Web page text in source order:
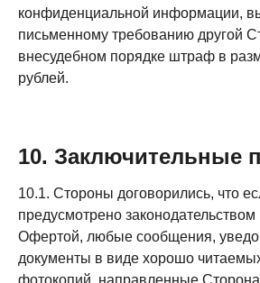
конфиденциальной информации,
письменному требованию другой
внесудебном порядке штраф в
рублей.
10. Заключительные
10.1. Стороны договорились, что
предусмотрено
Офертой, любые сообщения,
документы в виде хорошо
фотокопий, направленные